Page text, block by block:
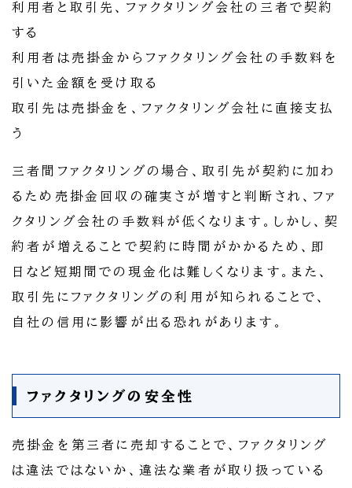
利用者と取引先、ファクタリング会社の三者で契約
する
利用者は売掛金からファクタリング会社の手数料を
引いた金額を受け取る
取引先は売掛金を、ファクタリング会社に直接支払
う
三者間ファクタリングの場合、取引先が契約に加わ
るため売掛金回収の確実さが増すと判断され、ファ
クタリング会社の手数料が低くなります。しかし、契
約者が増えることで契約に時間がかかるため、即
日など短期間での現金化は難しくなります。また、
取引先にファクタリングの利用が知られることで、
自社の信用に影響が出る恐れがあります。
ファクタリングの安全性
売掛金を第三者に売却することで、ファクタリング
は違法ではないか、違法な業者が取り扱っている